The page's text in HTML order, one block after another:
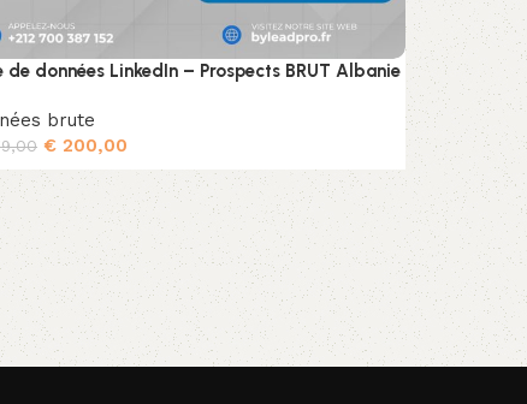
de données LinkedIn – Prospects BRUT Albanie
brute
€ 200,00
au panier